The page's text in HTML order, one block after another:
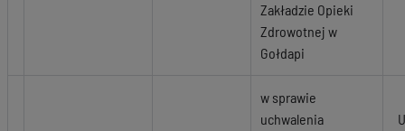
Zakładzie Opieki
Zdrowotnej w
Gołdapi
w sprawie
uchwalenia